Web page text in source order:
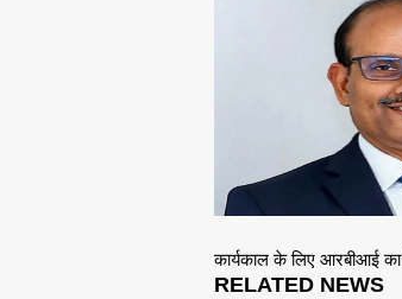
कार्यकाल के लिए आरबीआई का
RELATED NEWS